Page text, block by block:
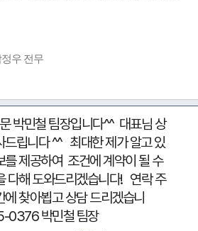
정우 전무
박민철 팀장입니다^^ 대표님 상
드립니다 ^^ 최대한 제가 알고 있
를 제공하여 조건에 계약이 될 수
다해 도와드리겠습니다! 연락 주
에 찾아뵙고 상담 드리겠습니
0376 박민철 팀장